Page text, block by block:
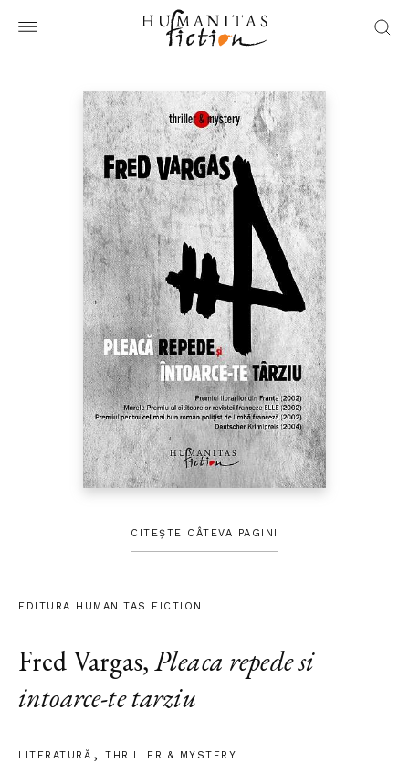
CITEȘTE CÂTEVA PAGINI
EDITURA HUMANITAS FICTION
Fred Vargas,Pleaca repede si
intoarce-te tarziu
LITERATURĂ THRILLER & MYSTERY